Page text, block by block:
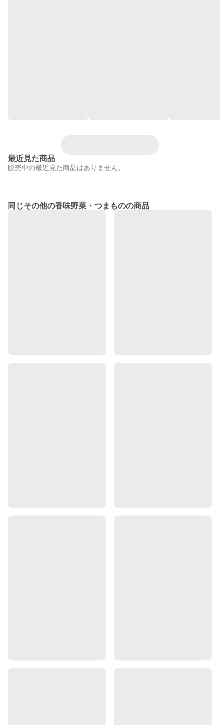
最近見た商品
販売中の最近見た商品はありません。
同じその他の香味野菜・つまものの商品